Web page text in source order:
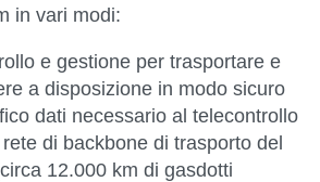
in vari modi:
e gestione per trasportare e
a disposizione in modo sicuro
dati necessario al telecontrollo
di backbone di trasporto del
12.000 km di gasdotti